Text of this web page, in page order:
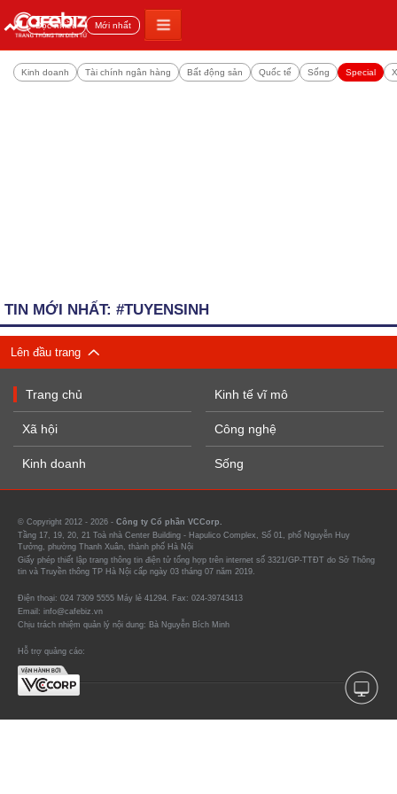
Đọc nhiều Mới nhất
Kinh doanh Tài chính ngân hàng Bất động sản Quốc tế Sống Special
TIN MỚI NHẤT: #TUYENSINH
Lên đầu trang
Trang chủ
Xã hội
Kinh doanh
Kinh tế vĩ mô
Công nghệ
Sống
© Copyright 2012 - 2026 - Công ty Cổ phần VCCorp.
Tầng 17, 19, 20, 21 Toà nhà Center Building - Hapulico Complex, Số 01, phố Nguyễn Huy
Tưởng, phường Thanh Xuân, thành phố Hà Nội
Giấy phép thiết lập trang thông tin điện tử tổng hợp trên internet số 3321/GP-TTĐT do Sở Thông
tin và Truyền thông TP Hà Nội cấp ngày 03 tháng 07 năm 2019.
Điện thoại: 024 7309 5555 Máy lẻ 41294. Fax: 024-39743413
Email: info@cafebiz.vn
Chịu trách nhiệm quản lý nội dung: Bà Nguyễn Bích Minh
Hỗ trợ quảng cáo: